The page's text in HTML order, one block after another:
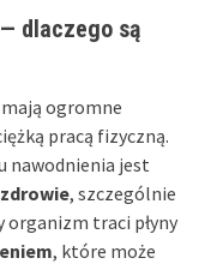
dlaczego są
mają ogromne
pracą fizyczną.
nawodnienia jest
zdrowie, szczególnie
organizm traci płyny
, które może